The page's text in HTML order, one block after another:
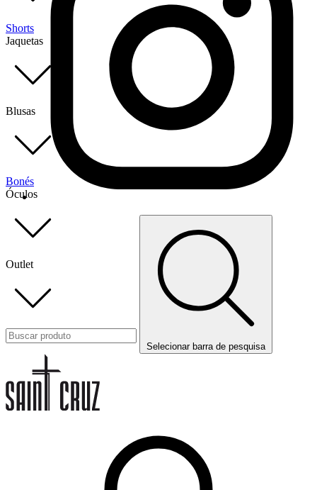
Shorts
Jaquetas
Blusas
Bonés
Óculos
Outlet
Selecionar barra de pesquisa